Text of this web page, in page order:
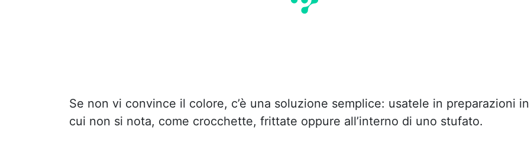
Se non vi convince il colore, c’è una soluzione semplice: usatele in preparazioni in
cui non si nota, come crocchette, frittate oppure all’interno di uno stufato.